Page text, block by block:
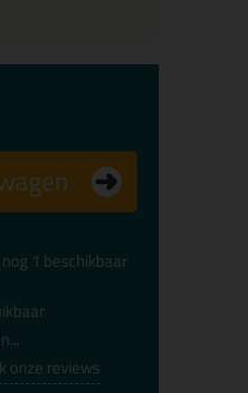
1 beschikbaar
onze reviews